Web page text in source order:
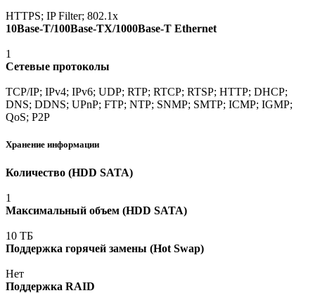
HTTPS; IP Filter; 802.1x
10Base-T/100Base-TX/1000Base-T Ethernet
1
Сетевые протоколы
TCP/IP; IPv4; IPv6; UDP; RTP; RTCP; RTSP; HTTP; DHCP;
DNS; DDNS; UPnP; FTP; NTP; SNMP; SMTP; ICMP; IGMP;
QoS; P2P
Хранение информации
Количество (HDD SATA)
1
Максимальный объем (HDD SATA)
10 ТБ
Поддержка горячей замены (Hot Swap)
Нет
Поддержка RAID